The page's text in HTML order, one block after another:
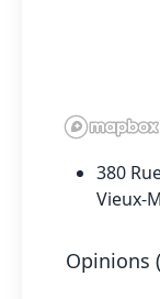
380
Vieux-
Opinions